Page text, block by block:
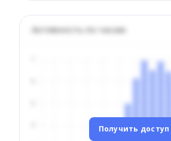
Активность по часам
Получить доступ